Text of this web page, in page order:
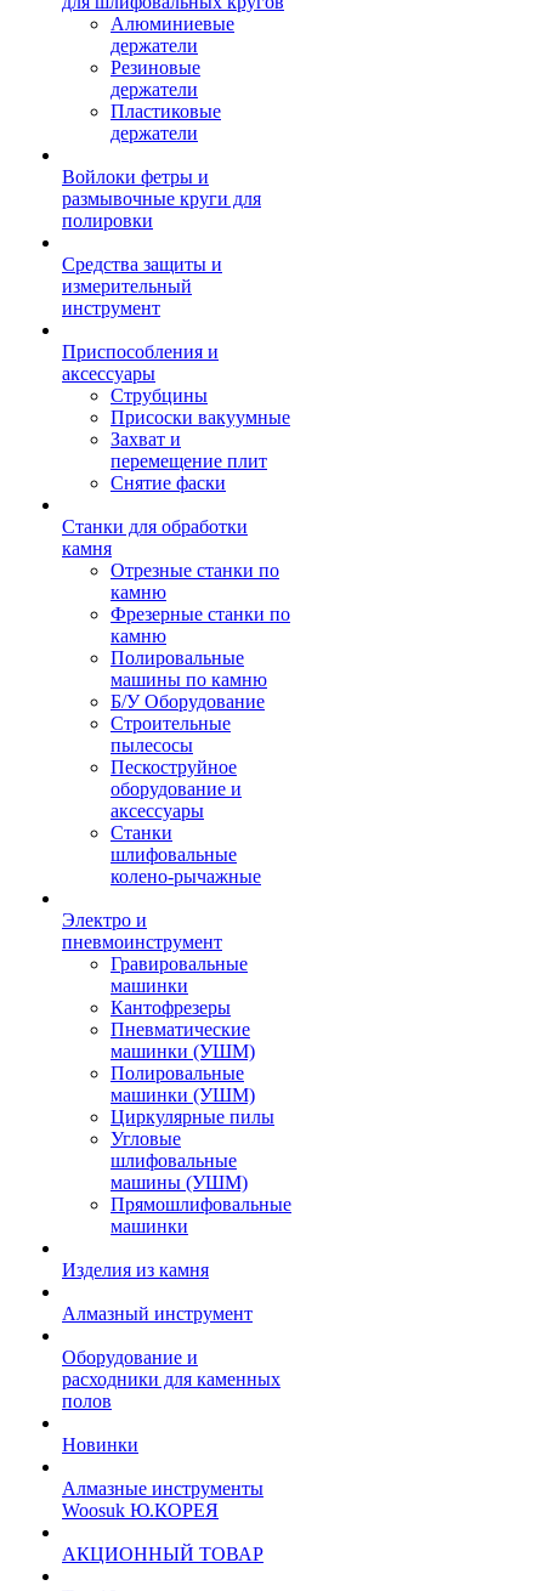
Алюминиевые
держатели
Резиновые
держатели
Пластиковые
держатели
Войлоки фетры и
размывочные круги для
полировки
Средства защиты и
измерительный
инструмент
Приспособления и
аксессуары
Струбцины
Присоски вакуумные
Захват и
перемещение плит
Снятие фаски
Станки для обработки
камня
Отрезные станки по
камню
Фрезерные станки по
камню
Полировальные
машины по камню
Б/У Оборудование
Строительные
пылесосы
Пескоструйное
оборудование и
аксессуары
Станки
шлифовальные
колено-рычажные
Электро и
пневмоинструмент
Гравировальные
машинки
Кантофрезеры
Пневматические
машинки (УШМ)
Полировальные
машинки (УШМ)
Циркулярные пилы
Угловые
шлифовальные
машины (УШМ)
Прямошлифовальные
машинки
Изделия из камня
Алмазный инструмент
Оборудование и
расходники для каменных
полов
Новинки
Алмазные инструменты
Woosuk Ю.КОРЕЯ
АКЦИОННЫЙ ТОВАР